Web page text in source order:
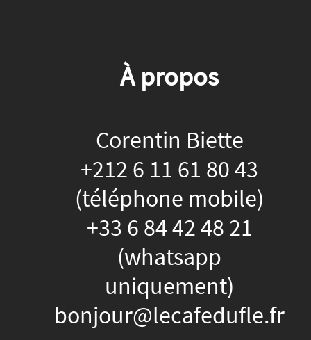
À propos
Corentin Biette
+212 6 11 61 80 43
(téléphone mobile)
+33 6 84 42 48 21
(whatsapp
uniquement)
bonjour@lecafedufle.fr